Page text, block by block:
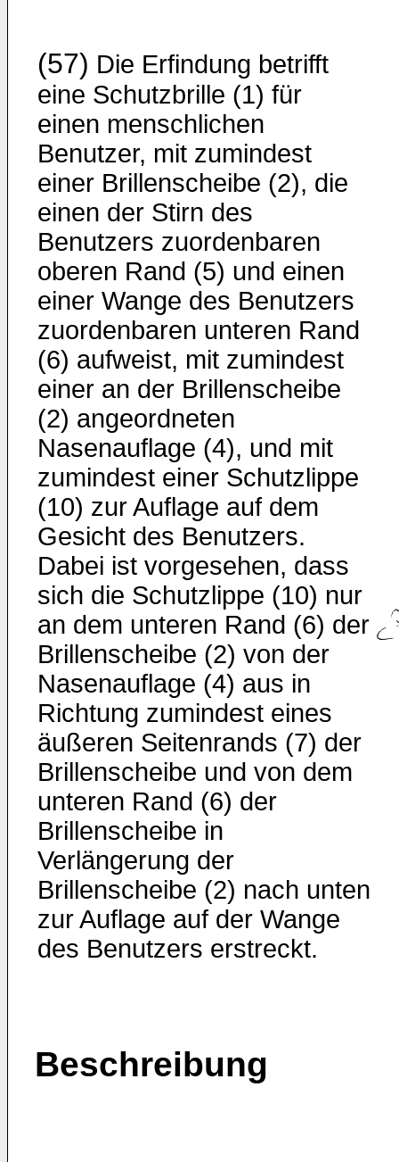
(57) Die Erfindung betrifft
eine Schutzbrille (1) für
einen menschlichen
Benutzer, mit zumindest
einer Brillenscheibe (2), die
einen der Stirn des
Benutzers zuordenbaren
oberen Rand (5) und einen
einer Wange des Benutzers
zuordenbaren unteren Rand
(6) aufweist, mit zumindest
einer an der Brillenscheibe
(2) angeordneten
Nasenauflage (4), und mit
zumindest einer Schutzlippe
(10) zur Auflage auf dem
Gesicht des Benutzers.
Dabei ist vorgesehen, dass
sich die Schutzlippe (10) nur
an dem unteren Rand (6) der
Brillenscheibe (2) von der
Nasenauflage (4) aus in
Richtung zumindest eines
äußeren Seitenrands (7) der
Brillenscheibe und von dem
unteren Rand (6) der
Brillenscheibe in
Verlängerung der
Brillenscheibe (2) nach unten
zur Auflage auf der Wange
des Benutzers erstreckt.
Beschreibung